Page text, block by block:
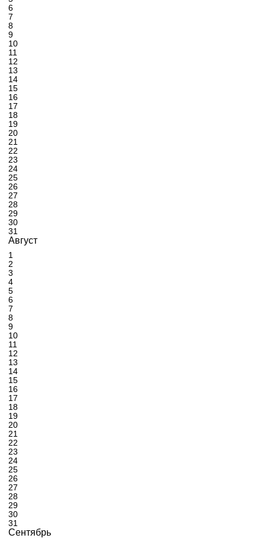
6
7
8
9
10
11
12
13
14
15
16
17
18
19
20
21
22
23
24
25
26
27
28
29
30
31
Август
1
2
3
4
5
6
7
8
9
10
11
12
13
14
15
16
17
18
19
20
21
22
23
24
25
26
27
28
29
30
31
Сентябрь